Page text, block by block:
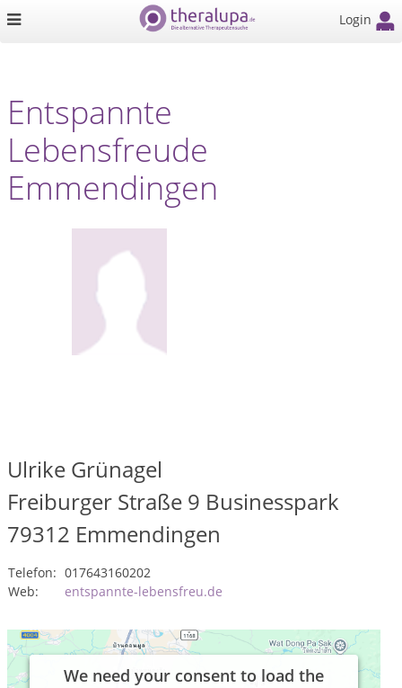
Login
Entspannte
Lebensfreude
Emmendingen
Ulrike Grünagel
Freiburger Straße 9 Businesspark
79312 Emmendingen
Telefon: 017643160202
Web:
entspannte-lebensfreu.de
We need your consent to load the